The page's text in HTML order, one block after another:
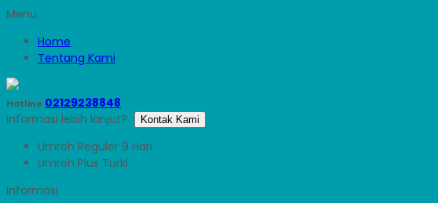
Menu
Home
Tentang Kami
Hotline 02129238848
Informasi lebih lanjut?
Kontak Kami
Umroh Reguler 9 Hari
Umroh Plus Turki